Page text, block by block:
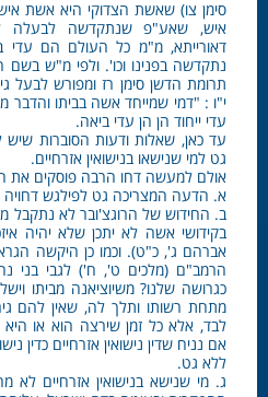
סימן צו) שאשת הצדוקי היא אשת
איש, שאע"פ שנתקדשה לבעלה
דאורייתא, מ"מ כל העולם הם עדי
נתקדשה בפנינו וכו'. ולפי מ"ש
תרומת הדשן סימן רז ומפורש לבעל
י"ו : "דמי שמייחד אשה בביתו והדבר
עדי ייחוד הן הן עדי ביאה.
עד כאן, שאלות ודעות הסוברות שיש
גט למי שנישאו בנישואין אזרחיים.
אולם למעשה דחו הרבה פוסקים את
א. הדעה המצריכה גט לפילגש
ב. החידוש של הרוגצ'ובר לא נתקבל
בקידושי אשה לא יתכן שלא יהיה
אברהם ג', כ"ט). וכמו כן היקשה
הרמב"ם (מלכים ט', ח') לגבי בני
כגרושה שלנו? משיוציאנה מביתו
מתחת רשותו ותלך לה, שאין להם
לבד, אלא כל זמן שירצה הוא או היא
אם נניח שדין נישואין אזרחיים כדין
ללא גט.
ג. מי שנישא בנישואין אזרחיים לא